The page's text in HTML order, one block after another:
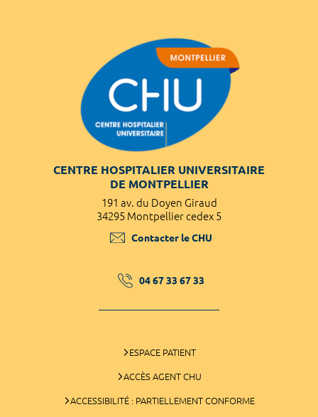
CENTRE HOSPITALIER UNIVERSITAIRE
DE MONTPELLIER
191 av. du Doyen Giraud
34295 Montpellier cedex 5
Contacter le CHU
04 67 33 67 33
ESPACE PATIENT
ACCÈS AGENT CHU
ACCESSIBILITÉ : PARTIELLEMENT CONFORME